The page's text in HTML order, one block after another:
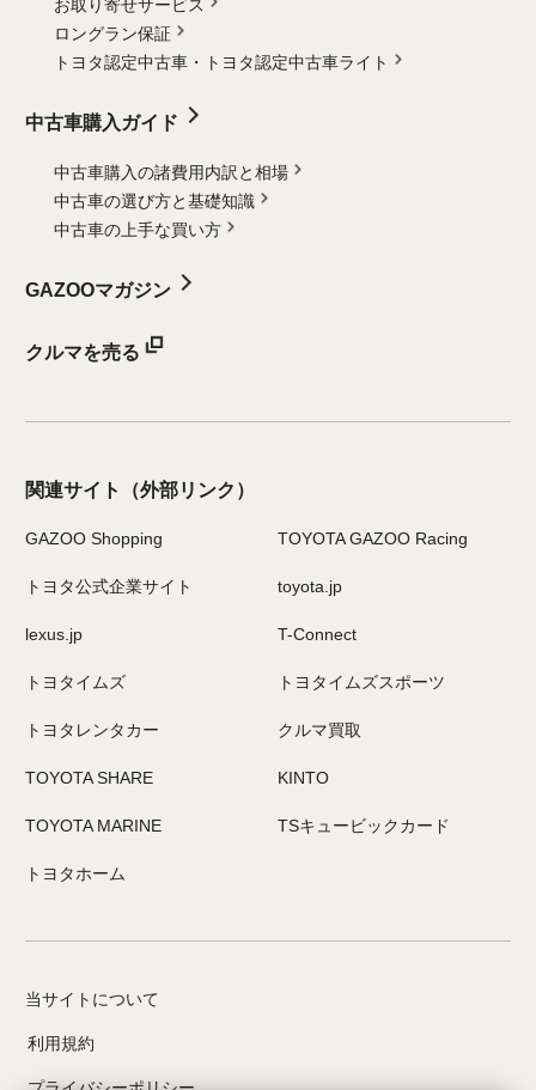
お取り寄せサービス
ロングラン保証
トヨタ認定中古車・
トヨタ認定中古車ライト
中古車購入ガイド
中古車購入の諸費用内訳と相場
中古車の選び方と基礎知識
中古車の上手な買い方
GAZOOマガジン
クルマを売る
関連サイト （外部リンク）
GAZOO Shopping TOYOTA GAZOO Racing
トヨタ公式企業サイト toyota.jp
lexus.jp T-Connect
トヨタイムズ トヨタイムズスポーツ
トヨタレンタカー クルマ買取
TOYOTA SHARE KINTO
TOYOTA MARINE TSキュービックカード
トヨタホーム
当サイトについて
利用規約